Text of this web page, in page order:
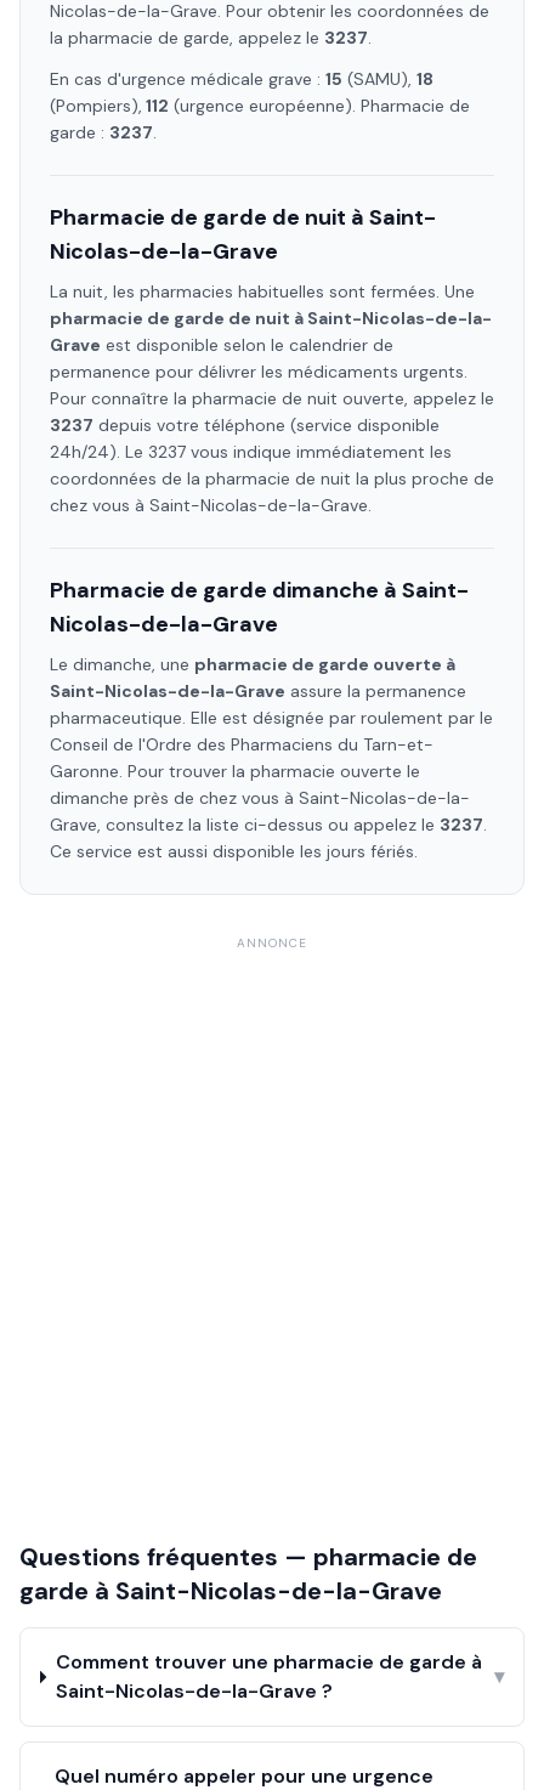
Nicolas-de-la-Grave. Pour obtenir les coordonnées de
la pharmacie de garde, appelez le 3237.
En cas d'urgence médicale grave : 15 (SAMU), 18
(Pompiers), 112 (urgence européenne). Pharmacie de
garde : 3237.
Pharmacie de garde de nuit à Saint-
Nicolas-de-la-Grave
La nuit, les pharmacies habituelles sont fermées. Une
pharmacie de garde de nuit à Saint-Nicolas-de-la-
Grave est disponible selon le calendrier de
permanence pour délivrer les médicaments urgents.
Pour connaître la pharmacie de nuit ouverte, appelez le
3237 depuis votre téléphone (service disponible
24h/24). Le 3237 vous indique immédiatement les
coordonnées de la pharmacie de nuit la plus proche de
chez vous à Saint-Nicolas-de-la-Grave.
Pharmacie de garde dimanche à Saint-
Nicolas-de-la-Grave
Le dimanche, une pharmacie de garde ouverte à
Saint-Nicolas-de-la-Grave assure la permanence
pharmaceutique. Elle est désignée par roulement par le
Conseil de l'Ordre des Pharmaciens du Tarn-et-
Garonne. Pour trouver la pharmacie ouverte le
dimanche près de chez vous à Saint-Nicolas-de-la-
Grave, consultez la liste ci-dessus ou appelez le 3237.
Ce service est aussi disponible les jours fériés.
ANNONCE
Questions fréquentes — pharmacie de
garde à Saint-Nicolas-de-la-Grave
Comment trouver une pharmacie de garde à
Saint-Nicolas-de-la-Grave ?
▾
Quel numéro appeler pour une urgence